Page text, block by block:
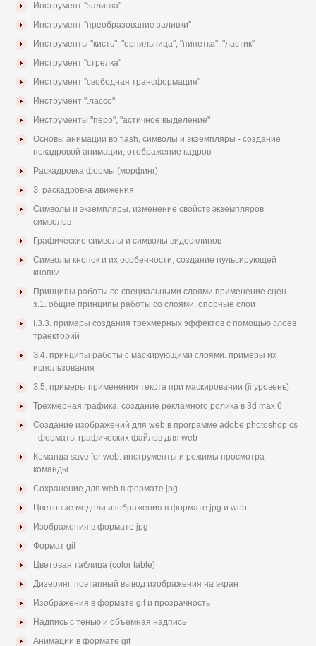
Инструмент "заливка"
Инструмент "преобразование заливки"
Инструменты "кисть", "ернильница", "пипетка", "ластик"
Инструмент "стрелка"
Инструмент "свободная трансформация"
Инструмент ".лассо"
Инструменты "перо", "астичное выделение"
Основы анимации во flash, символы и экземпляры - создание
покадровой анимации, отображение кадров
Раскадровка формы (морфинг)
З. раскадровка движения
Символы и экземпляры, изменение свойств экземпляров
символов
Графические символы и символы видеоклипов
Символы кнопок и их особенности, создание пульсирующей
кнопки
Принципы работы со специальными слоями.применение сцен -
з.1. общие принципы работы со слоями, опорные слои
I.3.3. примеры создания трехмерных эффектов с помощью слоев
траекторий
З.4. принципы работы с маскирующими слоями. примеры их
использования
З.5. примеры применения текста при маскировании (ii уровень)
Трехмерная графика. создание рекламного ролика в 3d max 6
Создание изображений для web в программе adobe photoshop cs
- форматы графических файлов для web
Команда save for web. инструменты и режимы просмотра
команды
Сохранение для web в формате jpg
Цветовые модели изображения в формате jpg и web
Изображения в формате jpg
Формат gif
Цветовая таблица (color table)
Дизеринг. поэтапный вывод изображения на экран
Изображения в формате gif и прозрачность
Надпись с тенью и объемная надпись
Анимации в формате gif